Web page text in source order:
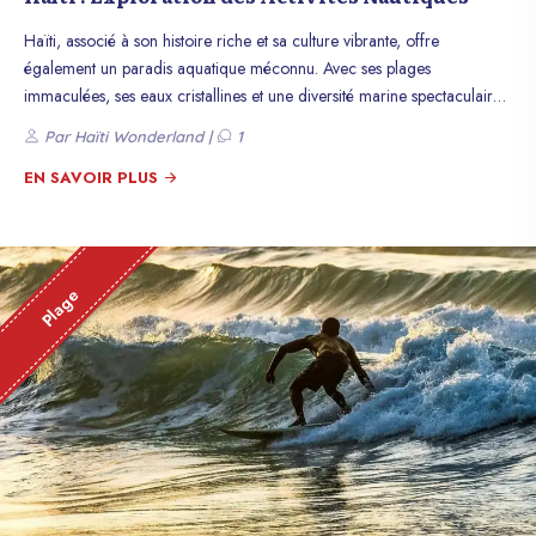
Haïti, associé à son histoire riche et sa culture vibrante, offre
également un paradis aquatique méconnu. Avec ses plages
immaculées, ses eaux cristallines et une diversité marine spectaculaire,
ce pays des Caraïbes est une destination idéale pour les amateurs
d’activités nautiques. Découvrez un monde sous-marin fascinant, vivez
des aventures palpitantes et profitez du littoral haïtien.
Par Haïti Wonderland | 1
EN SAVOIR PLUS
Plage